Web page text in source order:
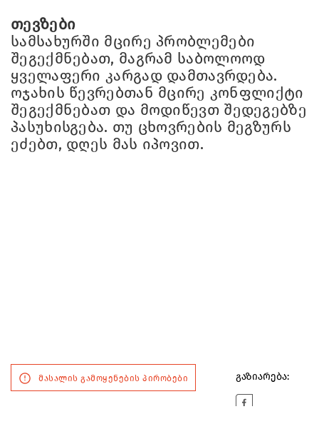
თევზები
სამსახურში მცირე პრობლემები
შეგექმნებათ, მაგრამ საბოლოოდ
ყველაფერი კარგად დამთავრდება.
ოჯახის წევრებთან მცირე კონფლიქტი
შეგექმნებათ და მოდიწევთ შედეგებზე
პასუხისგება. თუ ცხოვრების მეგზურს
ეძებთ, დღეს მას იპოვით.
მასალის გამოყენების პირობები გაზიარება: